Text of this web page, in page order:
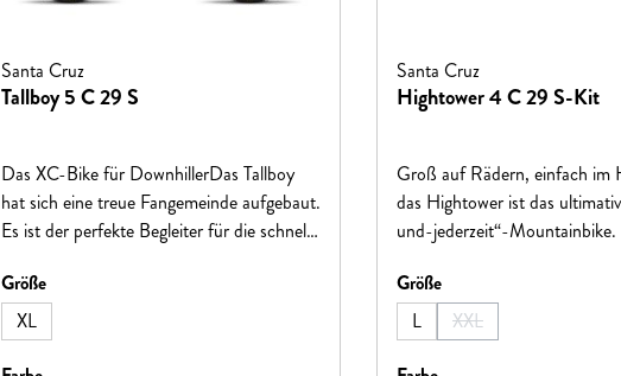
Santa Cruz
Tallboy 5 C 29 S
Das XC-Bike für DownhillerDas Tallboy
hat sich eine treue Fangemeinde aufgebaut.
Es ist der perfekte Begleiter für die schnelle
Jagd nach den besten Trails. Der
ausgefeilte VPP™-Hinterbau kombiniert
Effizienz mit Performance. Ein XC-Bike für
Größeauswählen
XL
Santa Cruz
Hightower 4 C 29 S-Kit
Groß auf Rädern, einfach im
das Hightower ist das
und-jederzeit“-
auf jeder Strecke ein
Fahrerlebnis.
Größeauswählen
L
XXL
(Diese Option ist